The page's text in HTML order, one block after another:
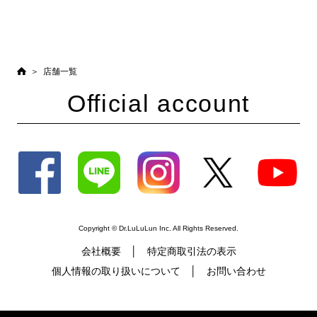
店舗一覧
Official account
Copyright © Dr.LuLuLun Inc. All Rights Reserved.
会社概要
特定商取引法の表示
個人情報の取り扱いについて
お問い合わせ